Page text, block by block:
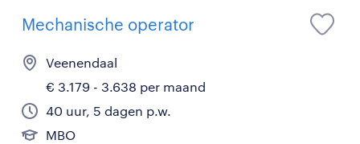
Mechanische operator
Veenendaal
€ 3.179 - 3.638 per maand
40 uur, 5 dagen p.w.
MBO